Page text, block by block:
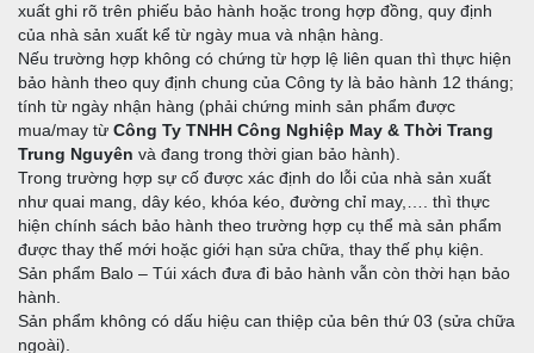
xuất ghi rõ trên phiếu bảo hành hoặc trong hợp đồng, quy định
của nhà sản xuất kể từ ngày mua và nhận hàng.
Nếu trường hợp không có chứng từ hợp lệ liên quan thì thực hiện
bảo hành theo quy định chung của Công ty là bảo hành 12 tháng;
tính từ ngày nhận hàng (phải chứng minh sản phẩm được
mua/may từ Công Ty TNHH Công Nghiệp May & Thời Trang
Trung Nguyên và đang trong thời gian bảo hành).
Trong trường hợp sự cố được xác định do lỗi của nhà sản xuất
như quai mang, dây kéo, khóa kéo, đường chỉ may,…. thì thực
hiện chính sách bảo hành theo trường hợp cụ thể mà sản phẩm
được thay thế mới hoặc giới hạn sửa chữa, thay thế phụ kiện.
Sản phẩm Balo – Túi xách đưa đi bảo hành vẫn còn thời hạn bảo
hành.
Sản phẩm không có dấu hiệu can thiệp của bên thứ 03 (sửa chữa
ngoài).